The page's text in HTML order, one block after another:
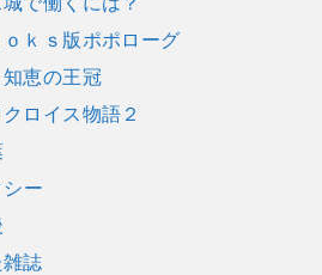
ｋｓ版ポポローグ
恵の王冠
ロイス物語２
ー
誌